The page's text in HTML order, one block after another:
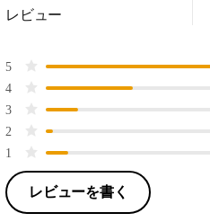
レビュー
5
4
3
2
1
レビューを書く